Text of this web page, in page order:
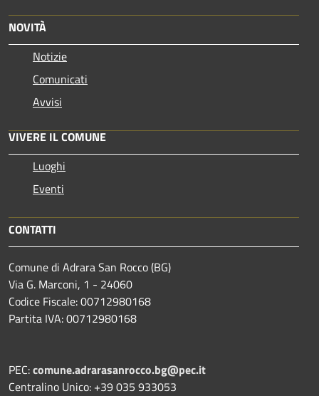
NOVITÀ
Notizie
Comunicati
Avvisi
VIVERE IL COMUNE
Luoghi
Eventi
CONTATTI
Comune di Adrara San Rocco (BG)
Via G. Marconi, 1 - 24060
Codice Fiscale: 00712980168
Partita IVA: 00712980168
PEC:comune.adrarasanrocco.bg@pec.it
Centralino Unico: +39 035 933053